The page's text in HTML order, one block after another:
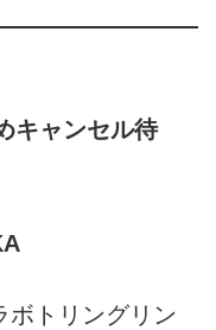
キャンセル待
ボトリングリン